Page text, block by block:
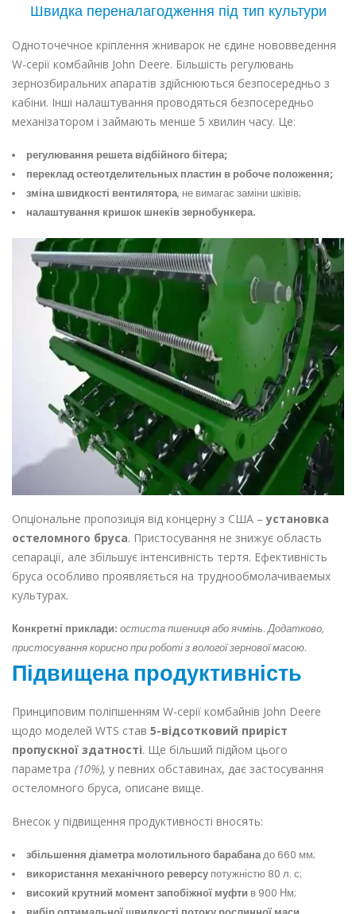
Швидка переналагодження під тип культури
Одноточечное кріплення жниварок не єдине нововведення
W-серії комбайнів John Deere. Більшість регулювань
зернозбиральних апаратів здійснюються безпосередньо з
кабіни. Інші налаштування проводяться безпосередньо
механізатором і займають менше 5 хвилин часу. Це:
регулювання решета відбійного бітера;
переклад остеотделительных пластин в робоче положення;
зміна швидкості вентилятора, не вимагає заміни шківів;
налаштування кришок шнеків зернобункера.
Опціональне пропозиція від концерну з США –установка
остеломного бруса. Пристосування не знижує область
сепарації, але збільшує інтенсивність тертя. Ефективність
бруса особливо проявляється на труднообмолачиваемых
культурах.
Конкретні приклади: остиста пшениця або ячмінь. Додатково,
пристосування корисно при роботі з вологої зернової масою.
Підвищена продуктивність
Принциповим поліпшенням W-серії комбайнів John Deere
щодо моделей WTS став 5-відсотковий приріст
пропускної здатності. Ще більший підйом цього
параметра (10%), у певних обставинах, дає застосування
остеломного бруса, описане вище.
Внесок у підвищення продуктивності вносять:
збільшення діаметра молотильного барабанадо 660 мм;
використання механічного реверсупотужністю 80 л. с;
високий крутний момент запобіжної муфти в 900 Нм;